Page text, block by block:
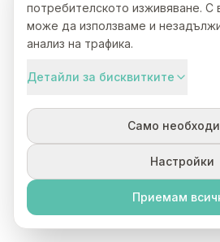
потребителското изживяване. С
може да използваме и
анализ на трафика.
Детайли за бисквитките
Само
Настройки
Приемам